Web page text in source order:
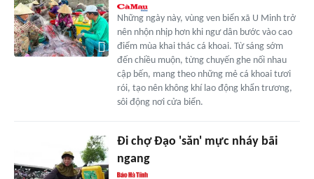
Những ngày này, vùng ven biển xã U Minh trở
nên nhộn nhịp hơn khi ngư dân bước vào cao
điểm mùa khai thác cá khoai. Từ sáng sớm
đến chiều muộn, từng chuyến ghe nối nhau
cập bến, mang theo những mẻ cá khoai tươi
rói, tạo nên không khí lao động khẩn trương,
sôi động nơi cửa biển.
Đi chợ Đạo 'săn' mực nháy bãi
ngang